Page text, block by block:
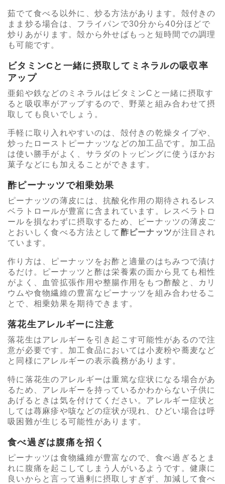
茹でて食べる以外に、炒る方法があります。殻付きの
まま炒る場合は、フライパンで30分から40分ほどで
炒りあがります。殻から外せばもっと短時間での調理
も可能です。
ビタミンCと一緒に摂取してミネラルの吸収率
アップ
亜鉛や鉄などのミネラルはビタミンCと一緒に摂取す
ると吸収率がアップするので、野菜と組み合わせて摂
取しても良いでしょう。
手軽に取り入れやすいのは、殻付きの乾燥タイプや、
炒ったローストピーナッツなどの加工品です。加工品
は使い勝手がよく、サラダのトッピングに使うほかお
菓子などにも加えることができます。
酢ピーナッツで相乗効果
ピーナッツの薄皮には、抗酸化作用の期待されるレス
ベラトロールが豊富に含まれています。レスベラトロ
ールを損なわずに摂取するため、ピーナッツの薄皮ご
とおいしく食べる方法として 酢ピーナッツが注目され
ています。
作り方は、ピーナッツをお酢と適量のはちみつで漬け
るだけ。ピーナッツと酢は栄養素の面から見ても相性
がよく、血管拡張作用や整腸作用をもつ酢酸と、カリ
ウムや食物繊維の豊富なピーナッツを組み合わせるこ
とで、相乗効果を期待できます。
落花生アレルギーに注意
落花生はアレルギーを引き起こす可能性があるので注
意が必要です。加工食品においては小麦粉や蕎麦など
と同様にアレルギーの表示義務があります。
特に落花生のアレルギーは重篤な症状になる場合があ
るため、アレルギーを持っているかわからない子供に
あげるときは気を付けてください。アレルギー症状と
しては蕁麻疹や咳などの症状が現れ、ひどい場合は呼
吸困難が生じる可能性があります。
食べ過ぎは腹痛を招く
ピーナッツは食物繊維が豊富なので、食べ過ぎるとま
れに腹痛を起こしてしまう人がいるようです。健康に
良いからと言って過剰に摂取しすぎず、加減して食べ